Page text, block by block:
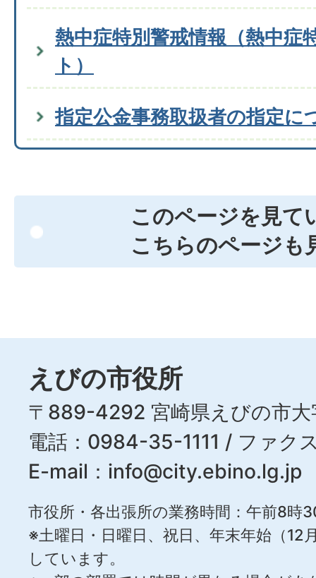
熱中症特別警戒情報（熱中症
ト）
指定公金事務取扱者の指定に
このページを見て
こちらのページも
えびの市役所
〒889-4292 宮崎県えびの市大
電話：0984-35-1111 / ファ
E-mail： info@city.ebino.lg.jp
市役所・各出張所の業務時間：午前8時
※土曜日・日曜日、祝日、年末年始（12
しています。